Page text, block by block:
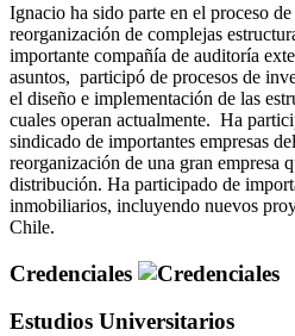
Ignacio ha sido parte en el proceso
reorganización de complejas
importante compañía de auditoría
asuntos, participó de procesos de
el diseño e implementación de las
cuales operan actualmente. Ha
sindicado de importantes empresas
reorganización de una gran empresa
distribución. Ha participado de
inmobiliarios, incluyendo nuevos
Chile.
Credenciales
Estudios Universitarios